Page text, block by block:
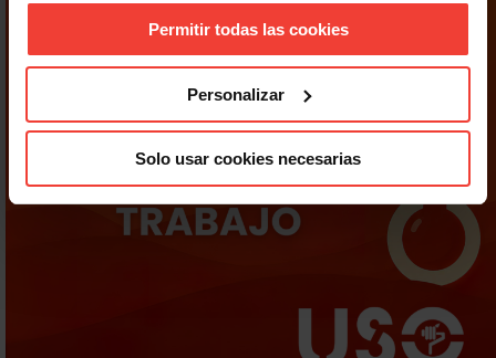
Permitir todas las cookies
Personalizar
Solo usar cookies necesarias